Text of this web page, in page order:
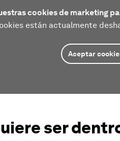
cookies de marketing
están actualmente
Aceptar
ser